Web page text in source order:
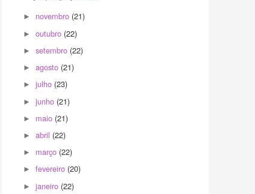
► novembro (21)
►outubro (22)
►setembro (22)
►agosto (21)
►julho (23)
►junho (21)
► maio (21)
►abril (22)
► março (22)
►fevereiro (20)
►janeiro (22)